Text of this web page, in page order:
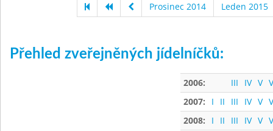
Prosinec 2014 Leden 2015
Přehled zveřejněných jídelníčků:
2006: III IV V
2007:
I II III IV V
2008:
I II III IV V